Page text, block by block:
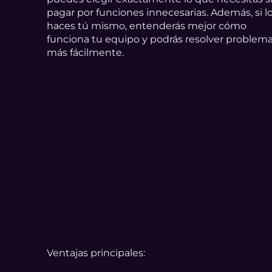
pagar por funciones innecesarias. Además, si
haces tú mismo, entenderás mejor cómo
funciona tu equipo y podrás resolver
más fácilmente.
Ventajas principales: